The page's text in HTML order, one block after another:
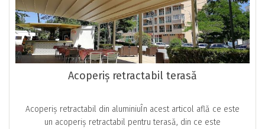
Acoperiș retractabil terasă
Acoperiș retractabil din aluminiuÎn acest articol află ce este
un acoperiș retractabil pentru terasă, din ce este